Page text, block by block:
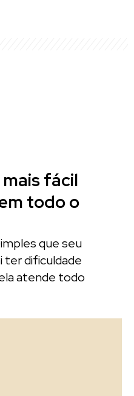
fácil
todo o
que seu
ter dificuldade
atende todo